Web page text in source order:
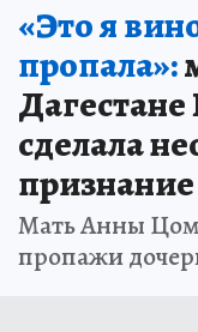
«Это я
пропала»:
сделала
признание
Мать Анны
пропажи